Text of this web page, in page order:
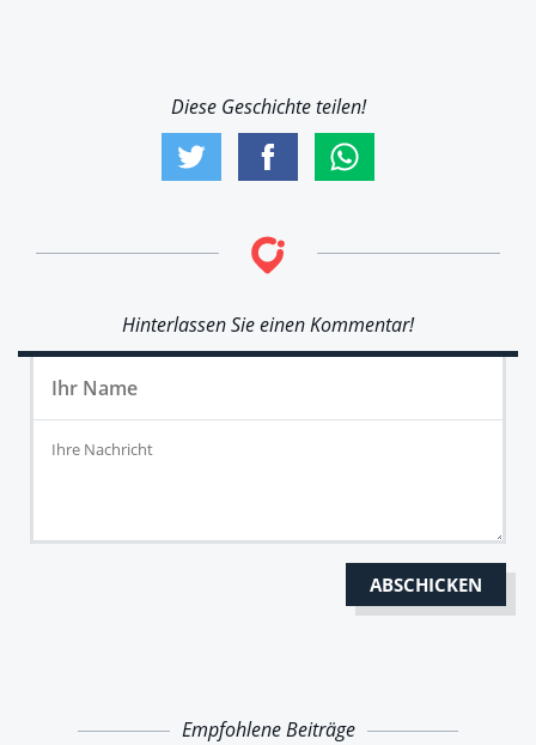
Diese Geschichte teilen!
Hinterlassen Sie einen Kommentar!
Empfohlene Beiträge